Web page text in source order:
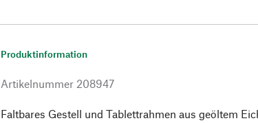
Produktinformation
Artikelnummer 208947
Faltbares Gestell und Tablettrahmen aus geöltem